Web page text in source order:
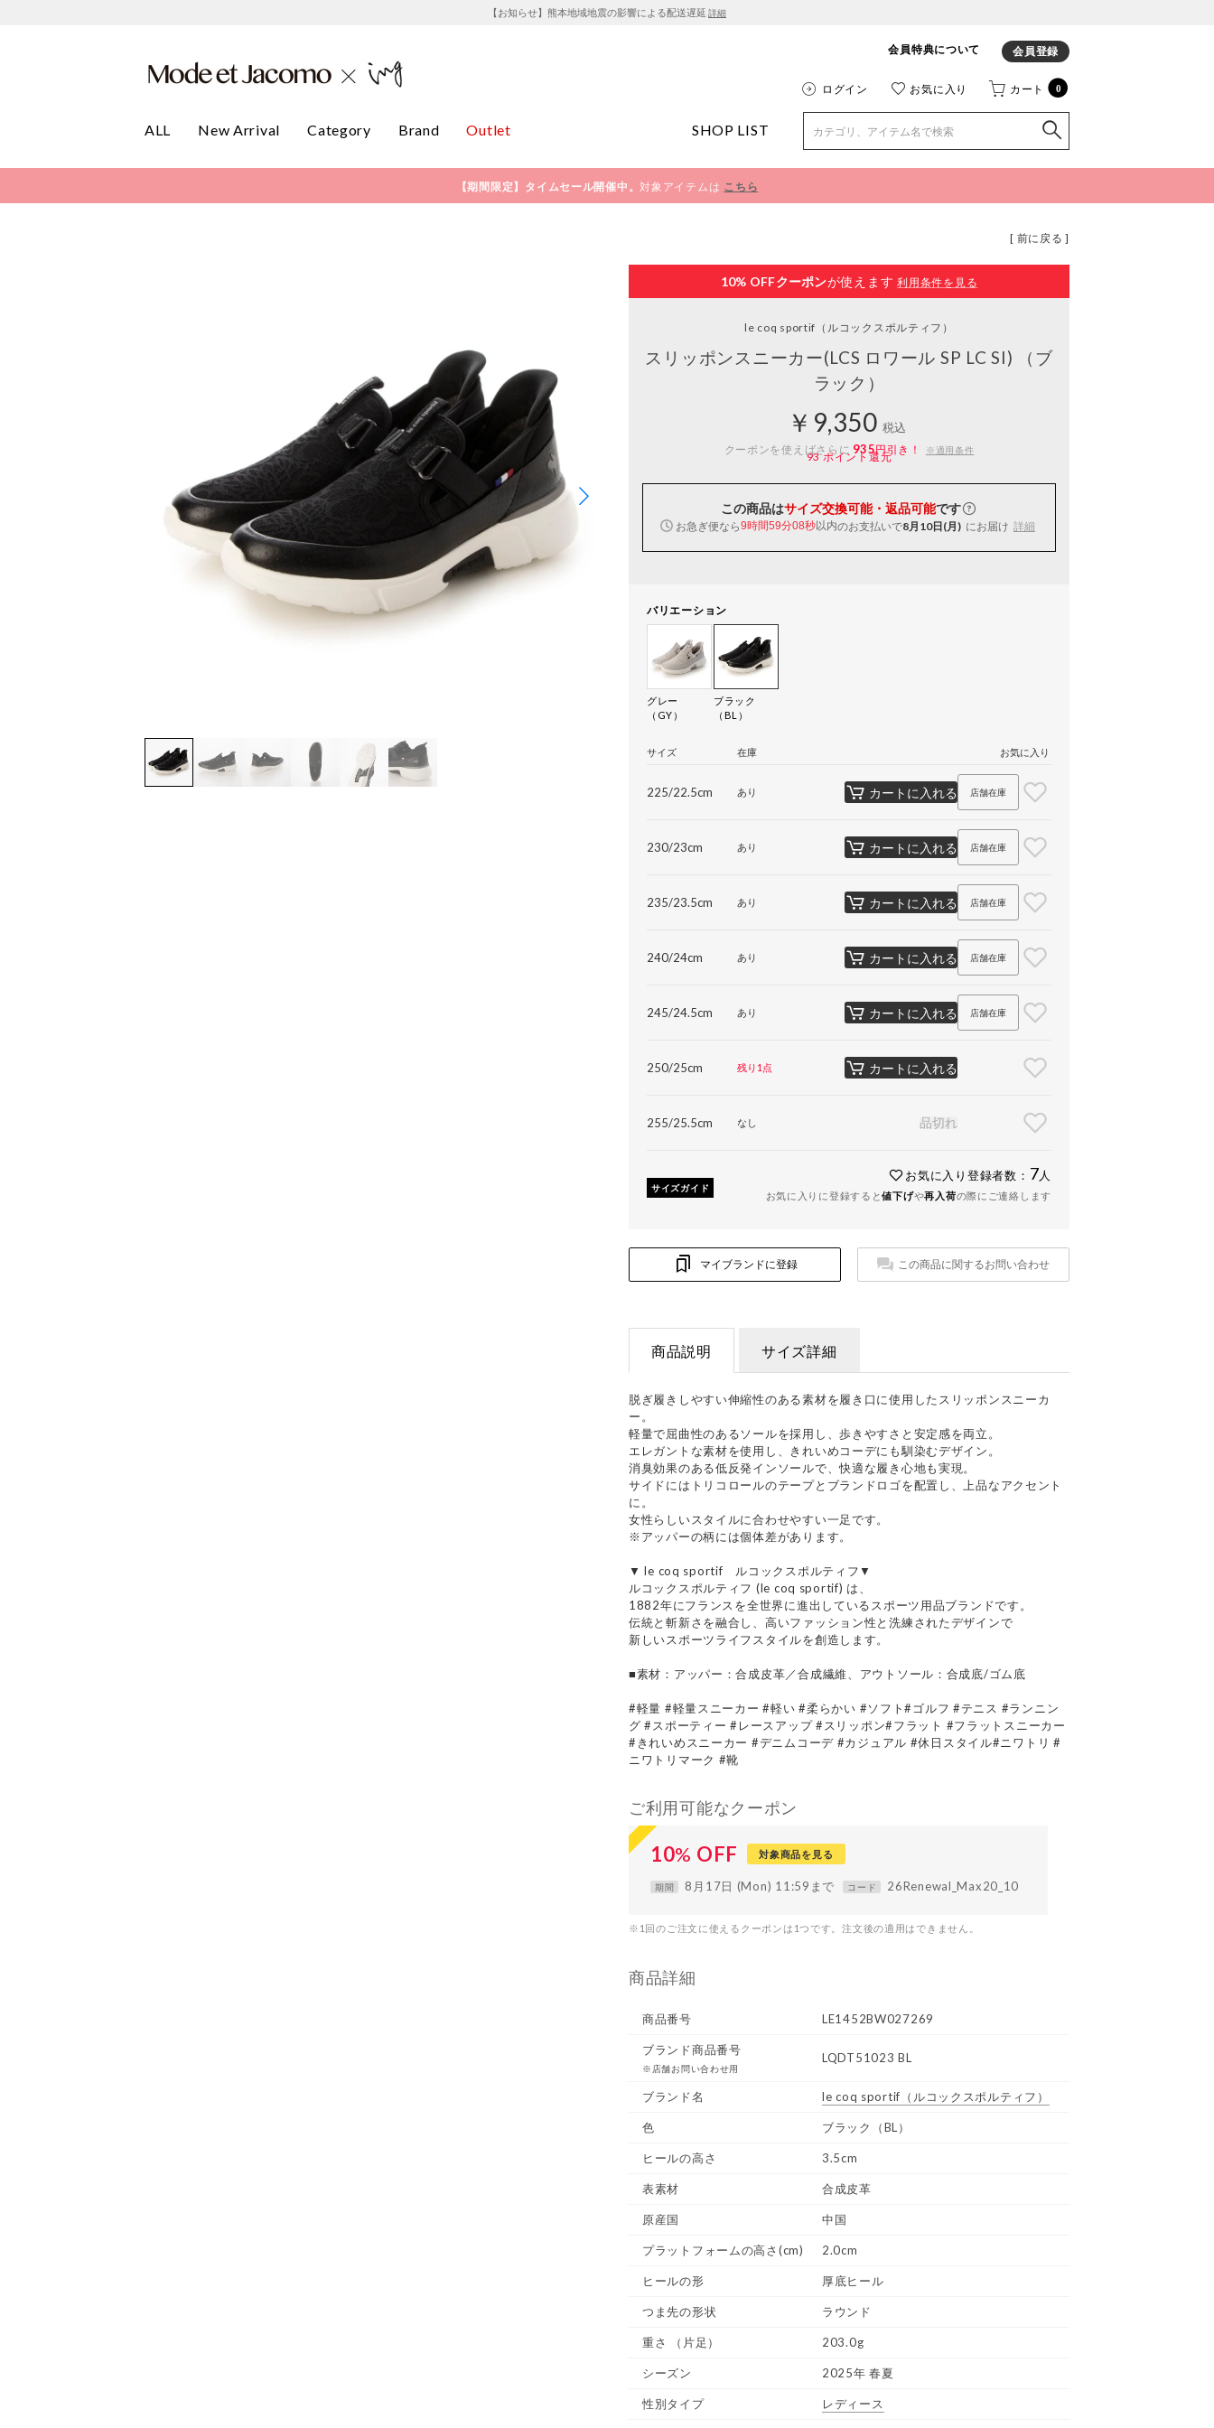
【お知らせ】熊本地域地震の影響による配送遅延 詳細
会員特典について 会員登録
ログイン お気に入り カート 0
ALL New Arrival Category Brand Outlet SHOP LIST
【期間限定】タイムセール開催中。対象アイテムは こちら
[ 前に戻る ]
10% OFFクーポンが使えます 利用条件を見る
le coq sportif （ルコックスポルティフ）
スリッポンスニーカー(LCS ロワール SP LC SI) （ブ
ラック）
￥9,350 税込
クーポンを使えばさらに 935円引き！ ※適用条件
93ポイント還元
この商品はサイズ交換可能・返品可能です
お急ぎ便なら9時間59分07秒以内のお支払いで8月10日(月) にお届け 詳細
バリエーション
グレー
（GY）
ブラック
（BL）
サイズ 在庫 お気に入り
225/22.5cm あり カートに入れる 店舗在庫
230/23cm あり カートに入れる 店舗在庫
235/23.5cm あり カートに入れる 店舗在庫
240/24cm あり カートに入れる 店舗在庫
245/24.5cm あり カートに入れる 店舗在庫
250/25cm 残り1点 カートに入れる
255/25.5cm なし 品切れ
サイズガイド
お気に入り登録者数： 7 人
お気に入りに登録すると値下げや再入荷の際にご連絡します
マイブランドに登録 この商品に関するお問い合わせ
商品説明 サイズ詳細
脱ぎ履きしやすい伸縮性のある素材を履き口に使用したスリッポンスニーカ
ー。
軽量で屈曲性のあるソールを採用し、歩きやすさと安定感を両立。
エレガントな素材を使用し、きれいめコーデにも馴染むデザイン。
消臭効果のある低反発インソールで、快適な履き心地も実現。
サイドにはトリコロールのテープとブランドロゴを配置し、上品なアクセント
に。
女性らしいスタイルに合わせやすい一足です。
※アッパーの柄には個体差があります。
▼ le coq sportif ルコックスポルティフ▼
ルコックスポルティフ (le coq sportif) は、
1882年にフランスを全世界に進出しているスポーツ用品ブランドです。
伝統と斬新さを融合し、高いファッション性と洗練されたデザインで
新しいスポーツライフスタイルを創造します。
■素材：アッパー：合成皮革／合成繊維、アウトソール：合成底/ゴム底
#軽量 #軽量スニーカー #軽い #柔らかい #ソフト#ゴルフ #テニス #ランニン
グ #スポーティー #レースアップ #スリッポン#フラット #フラットスニーカー
#きれいめスニーカー #デニムコーデ #カジュアル #休日スタイル#ニワトリ #
ニワトリマーク #靴
ご利用可能なクーポン
10% OFF 対象商品を見る
期間 8月17日 (Mon) 11:59まで コード 26Renewal_Max20_10
※1回のご注文に使えるクーポンは1つです。注文後の適用はできません。
商品詳細
商品番号 LE1452BW027269
ブランド商品番号
※店舗お問い合わせ用
LQDT51023 BL
ブランド名 le coq sportif （ルコックスポルティフ）
色 ブラック（BL）
ヒールの高さ 3.5cm
表素材 合成皮革
原産国 中国
プラットフォームの高さ(cm) 2.0cm
ヒールの形 厚底ヒール
つま先の形状 ラウンド
重さ （片足） 203.0g
シーズン 2025年 春夏
性別タイプ レディース